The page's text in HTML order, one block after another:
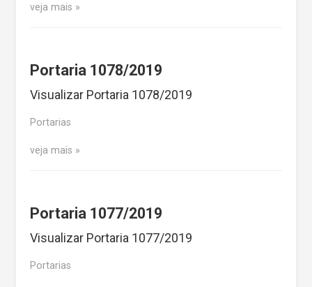
veja mais
Portaria 1078/2019
Visualizar Portaria 1078/2019
Portarias
veja mais
Portaria 1077/2019
Visualizar Portaria 1077/2019
Portarias